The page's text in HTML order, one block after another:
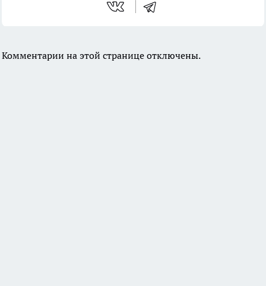
Комментарии на этой странице отключены.